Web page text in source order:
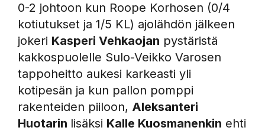
0-2 johtoon kun Roope Korhosen (0/4
kotiutukset ja 1/5 KL) ajolähdön jälkeen
jokeri Kasperi Vehkaojan pystäristä
kakkospuolelle Sulo-Veikko Varosen
tappoheitto aukesi karkeasti yli
kotipesän ja kun pallon pomppi
rakenteiden piiloon, Aleksanteri
Huotarin lisäksi Kalle Kuosmanenkin ehti